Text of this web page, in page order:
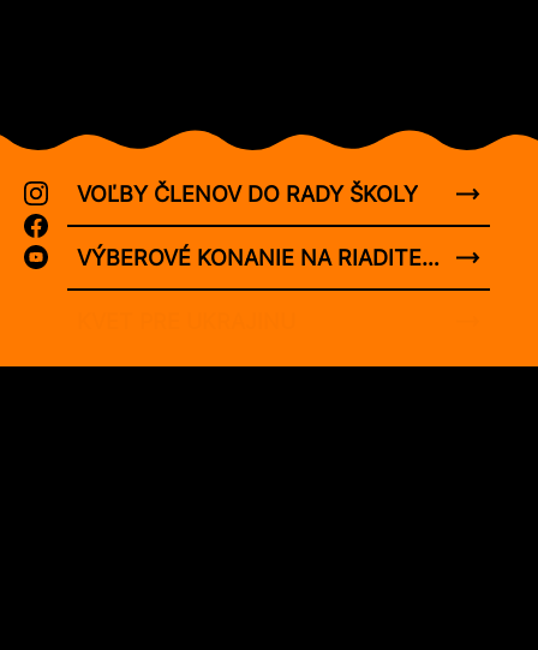
VOĽBY ČLENOV DO RADY ŠKOLY
VÝBEROVÉ KONANIE NA RIADITEĽA 25.8.2026